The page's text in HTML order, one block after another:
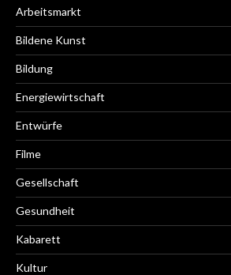
Arbeitsmarkt
Bildene Kunst
Bildung
Energiewirtschaft
Entwürfe
Filme
Gesellschaft
Gesundheit
Kabarett
Kultur